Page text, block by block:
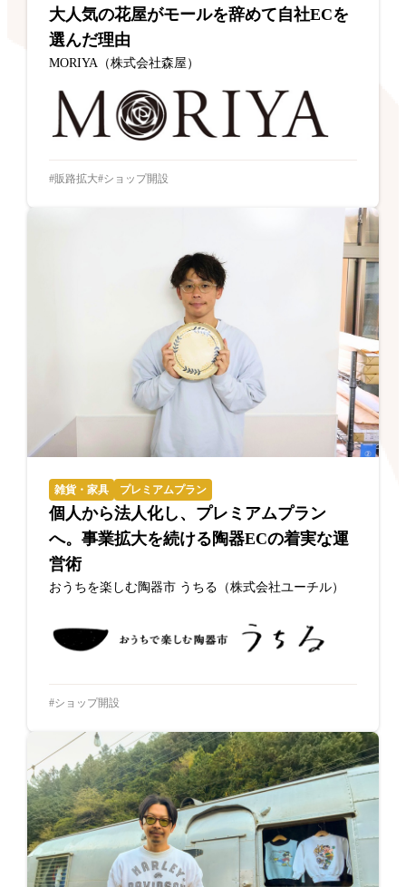
大人気の花屋がモールを辞めて自社ECを
選んだ理由
MORIYA（株式会社森屋）
販路拡大 ショップ開設
雑貨・家具 プレミアムプラン
個人から法人化し、プレミアムプラン
へ。事業拡大を続ける陶器ECの着実な運
営術
おうちを楽しむ陶器市 うちる（株式会社ユーチル）
ショップ開設